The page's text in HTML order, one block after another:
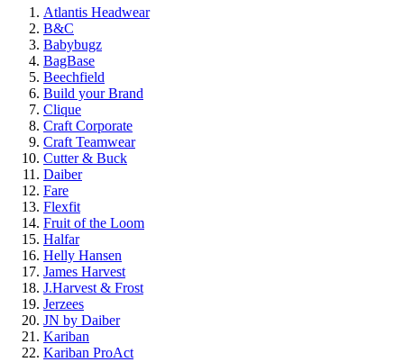
Atlantis Headwear
B&C
Babybugz
BagBase
Beechfield
Build your Brand
Clique
Craft Corporate
Craft Teamwear
Cutter & Buck
Daiber
Fare
Flexfit
Fruit of the Loom
Halfar
Helly Hansen
James Harvest
J.Harvest & Frost
Jerzees
JN by Daiber
Kariban
Kariban ProAct